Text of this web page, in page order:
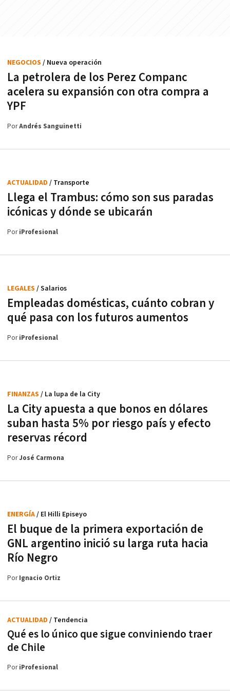
La petrolera de los Perez Companc
acelera su expansión con otra compra a
YPF
NEGOCIOS / Nueva operación
PorAndrés Sanguinetti
Llega el Trambus: cómo son sus paradas
icónicas y dónde se ubicarán
ACTUALIDAD / Transporte
PoriProfesional
Empleadas domésticas, cuánto cobran y
qué pasa con los futuros aumentos
LEGALES / Salarios
PoriProfesional
La City apuesta a que bonos en dólares
suban hasta 5% por riesgo país y efecto
reservas récord
FINANZAS / La lupa de la City
PorJosé Carmona
El buque de la primera exportación de
GNL argentino inició su larga ruta hacia
Río Negro
ENERGÍA/ El Hilli Episeyo
PorIgnacio Ortiz
Qué es lo único que sigue conviniendo traer
de Chile
ACTUALIDAD / Tendencia
PoriProfesional